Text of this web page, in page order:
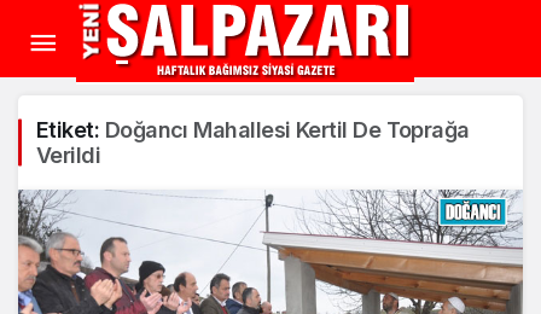
Etiket: Doğancı Mahallesi Kertil De Toprağa
Verildi